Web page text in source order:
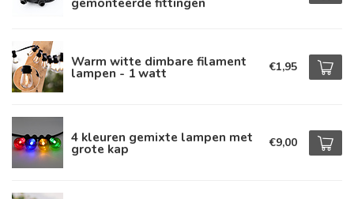
Warm witte dimbare filament
lampen - 1 watt €1,95
4 kleuren gemixte lampen met
grote kap €9,00